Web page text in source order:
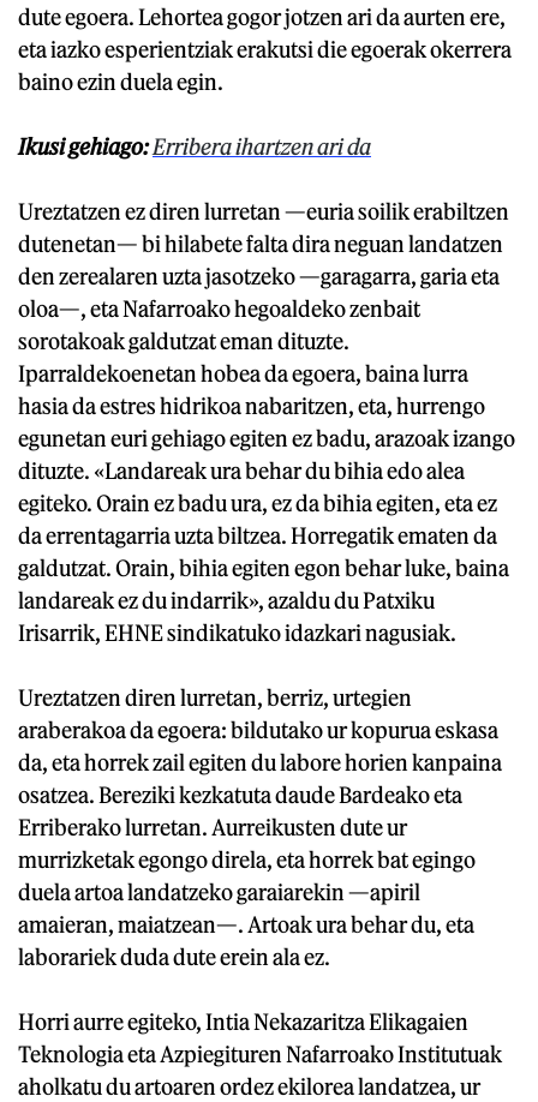
dute egoera. Lehortea gogor jotzen ari da aurten ere,
eta iazko esperientziak erakutsi die egoerak okerrera
baino ezin duela egin.
Ikusi gehiago:Erribera ihartzen ari da
Ureztatzen ez diren lurretan —euria soilik erabiltzen
dutenetan— bi hilabete falta dira neguan landatzen
den zerealaren uzta jasotzeko —garagarra, garia eta
oloa—, eta Nafarroako hegoaldeko zenbait
sorotakoak galdutzat eman dituzte.
Iparraldekoenetan hobea da egoera, baina lurra
hasia da estres hidrikoa nabaritzen, eta, hurrengo
egunetan euri gehiago egiten ez badu, arazoak izango
dituzte. «Landareak ura behar du bihia edo alea
egiteko. Orain ez badu ura, ez da bihia egiten, eta ez
da errentagarria uzta biltzea. Horregatik ematen da
galdutzat. Orain, bihia egiten egon behar luke, baina
landareak ez du indarrik», azaldu du Patxiku
Irisarrik, EHNE sindikatuko idazkari nagusiak.
Ureztatzen diren lurretan, berriz, urtegien
araberakoa da egoera: bildutako ur kopurua eskasa
da, eta horrek zail egiten du labore horien kanpaina
osatzea. Bereziki kezkatuta daude Bardeako eta
Erriberako lurretan. Aurreikusten dute ur
murrizketak egongo direla, eta horrek bat egingo
duela artoa landatzeko garaiarekin —apiril
amaieran, maiatzean—. Artoak ura behar du, eta
laborariek duda dute erein ala ez.
Horri aurre egiteko, Intia Nekazaritza Elikagaien
Teknologia eta Azpiegituren Nafarroako Institutuak
aholkatu du artoaren ordez ekilorea landatzea, ur